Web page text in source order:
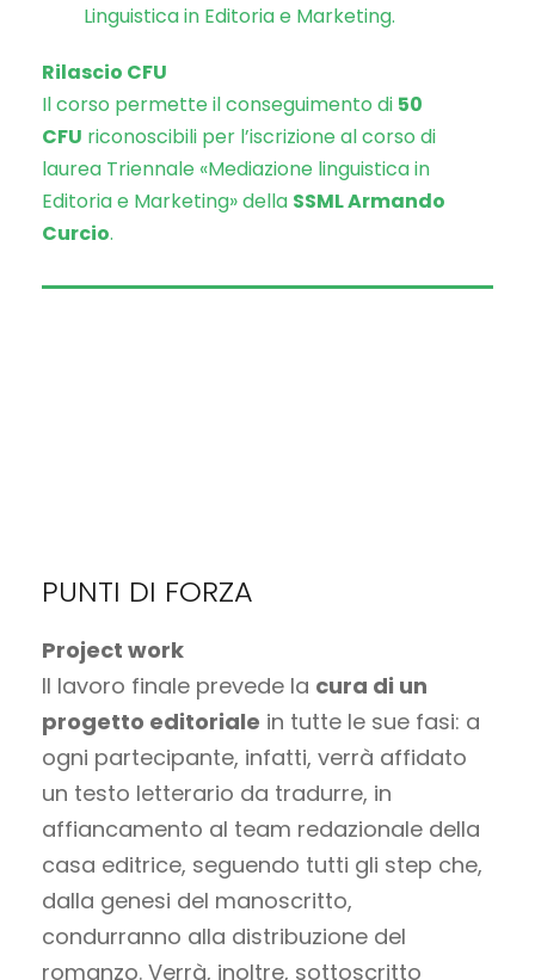
Linguistica in Editoria e Marketing.
Rilascio CFU
Il corso permette il conseguimento di 50
CFU riconoscibili per l’iscrizione al corso di
laurea Triennale «Mediazione linguistica in
Editoria e Marketing» della SSML Armando
Curcio.
PUNTI DI FORZA
Project work
Il lavoro finale prevede la cura di un
progetto editoriale in tutte le sue fasi: a
ogni partecipante, infatti, verrà affidato
un testo letterario da tradurre, in
affiancamento al team redazionale della
casa editrice, seguendo tutti gli step che,
dalla genesi del manoscritto,
condurranno alla distribuzione del
romanzo. Verrà, inoltre, sottoscritto